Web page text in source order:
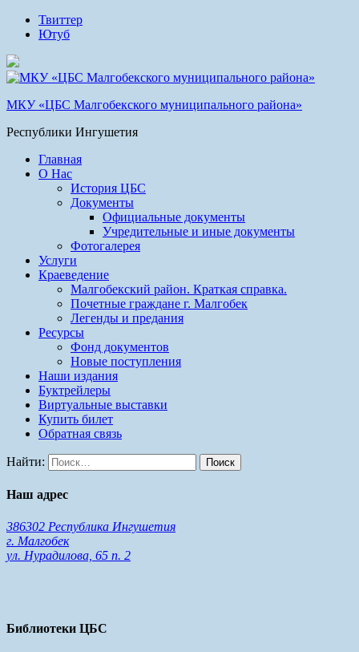
Твиттер
Ютуб
МКУ «ЦБС Малгобекского муниципального района»
Республики Ингушетия
Главная
О Нас
История ЦБС
Документы
Официальные документы
Учредительные и иные документы
Фотогалерея
Услуги
Краеведение
Малгобекский район. Краткая справка.
Почетные граждане г. Малгобек
Легенды и предания
Ресурсы
Фонд документов
Новые поступления
Наши издания
Буктрейлеры
Виртуальные выставки
Купить билет
Обратная связь
Найти:
Наш адрес
386302 Республика Ингушетия
г. Малгобек
ул. Нурадилова, 65 п. 2
Библиотеки ЦБС